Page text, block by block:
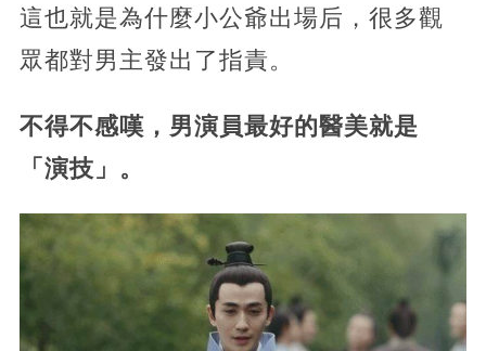
這也就是為什麼小公爺出場后，很多觀
眾都對男主發出了指責。
不得不感嘆，男演員最好的醫美就是
「演技」。